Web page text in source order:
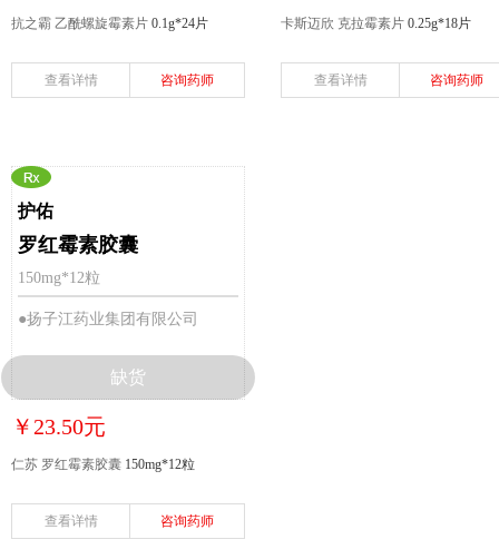
抗之霸 乙酰螺旋霉素片 0.1g*24片
查看详情 咨询药师
卡斯迈欣 克拉霉素片 0.25g*18片
查看详情 咨询药师
护佑
罗红霉素胶囊
150mg*12粒
●扬子江药业集团有限公司
￥23.50元
仁苏 罗红霉素胶囊 150mg*12粒
缺货
查看详情 咨询药师